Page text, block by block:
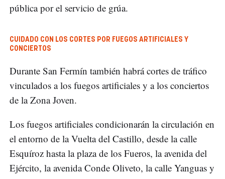
pública por el servicio de grúa.
CUIDADO CON LOS CORTES POR FUEGOS ARTIFICIALES Y
CONCIERTOS
Durante San Fermín también habrá cortes de tráfico
vinculados a los fuegos artificiales y a los conciertos
de la Zona Joven.
Los fuegos artificiales condicionarán la circulación en
el entorno de la Vuelta del Castillo, desde la calle
Esquíroz hasta la plaza de los Fueros, la avenida del
Ejército, la avenida Conde Oliveto, la calle Yanguas y